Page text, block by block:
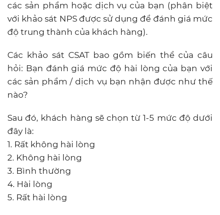
các sản phẩm hoặc dịch vụ của bạn (phân biệt
với khảo sát NPS được sử dụng để đánh giá mức
độ trung thành của khách hàng).
Các khảo sát CSAT bao gồm biến thể của câu
hỏi: Bạn đánh giá mức độ hài lòng của bạn với
các sản phẩm / dịch vụ bạn nhận được như thế
nào?
Sau đó, khách hàng sẽ chọn từ 1-5 mức độ dưới
đây là:
1. Rất không hài lòng
2. Không hài lòng
3. Bình thường
4. Hài lòng
5. Rất hài lòng